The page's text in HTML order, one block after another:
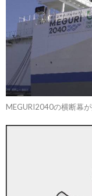
MEGURI2040の横断幕